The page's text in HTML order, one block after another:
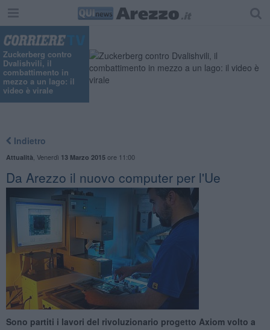
Zuckerberg contro
Dvalishvili, il
combattimento in
mezzo a un lago: il
video è virale
Indietro
Attualità Venerdì 13 Marzo 2015ore 11:00
Da Arezzo il nuovo computer per l'Ue
​Sono partiti i lavori del rivoluzionario progetto Axiom volto a